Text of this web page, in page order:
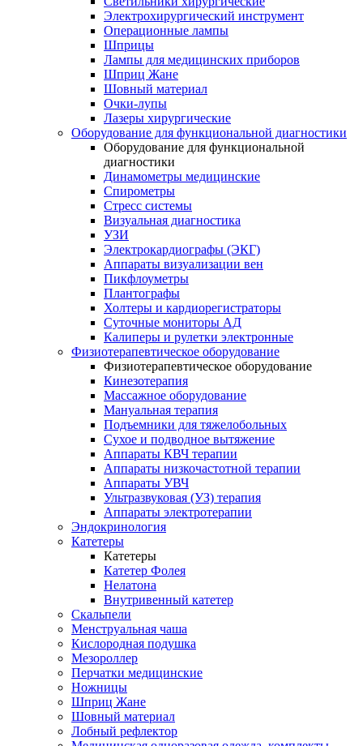
Электрохирургический инструмент
Операционные лампы
Шприцы
Лампы для медицинских приборов
Шприц Жане
Шовный материал
Очки-лупы
Лазеры хирургические
Оборудование для функциональной диагностики
Оборудование для функциональной
диагностики
Динамометры медицинские
Спирометры
Стресс системы
Визуальная диагностика
УЗИ
Электрокардиографы (ЭКГ)
Аппараты визуализации вен
Пикфлоуметры
Плантографы
Холтеры и кардиорегистраторы
Суточные мониторы АД
Калиперы и рулетки электронные
Физиотерапевтическое оборудование
Физиотерапевтическое оборудование
Кинезотерапия
Массажное оборудование
Мануальная терапия
Подъемники для тяжелобольных
Сухое и подводное вытяжение
Аппараты КВЧ терапии
Аппараты низкочастотной терапии
Аппараты УВЧ
Ультразвуковая (УЗ) терапия
Аппараты электротерапии
Эндокринология
Катетеры
Катетеры
Катетер Фолея
Нелатона
Внутривенный катетер
Скальпели
Менструальная чаша
Кислородная подушка
Мезороллер
Перчатки медицинские
Ножницы
Шприц Жане
Шовный материал
Лобный рефлектор